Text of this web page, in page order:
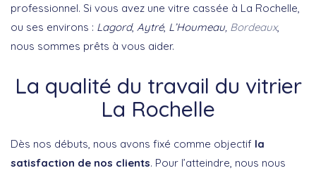
professionnel. Si vous avez une vitre cassée à La Rochelle,
ou ses environs : Lagord, Aytré, L’Houmeau, Bordeaux,
nous sommes prêts à vous aider.
La qualité du travail du vitrier
La Rochelle
Dès nos débuts, nous avons fixé comme objectif la
satisfaction de nos clients. Pour l’atteindre, nous nous